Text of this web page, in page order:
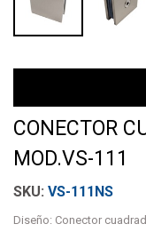
CONECTOR
MOD.VS-111
VS-111NS
Diseño: Conector